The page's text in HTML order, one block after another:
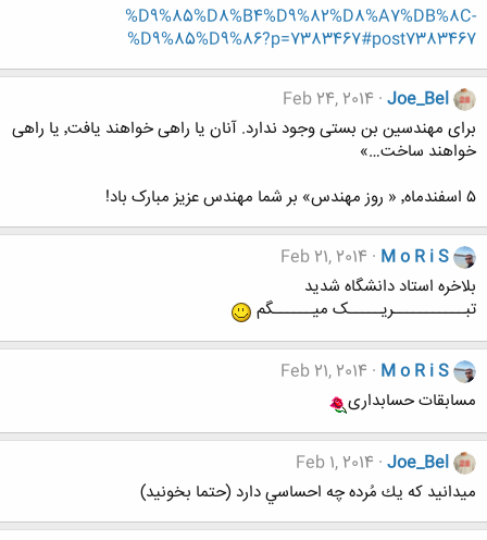
%D9%85%D8%B4%D9%82%D8%A7%DB%8C-
%D9%85%D9%86?p=7383467#post7383467
Joe_Bel
Feb 24, 2014
برای مهندسین بن بستی وجود ندارد. آنان یا راهی خواهند یافت٬ یا راهی
خواهند ساخت…»
۵ اسفندماه٬ « روز مهندس» بر شما مهندس عزیز مبارک باد!
M o R i S
Feb 21, 2014
بلاخره استاد دانشگاه شدید
تبـــــــــــریـــــک میــــــگم
M o R i S
Feb 21, 2014
مسابقات حسابداری
Joe_Bel
Feb 1, 2014
ميدانيد كه يك مُرده چه احساسي دارد (حتما بخونید)